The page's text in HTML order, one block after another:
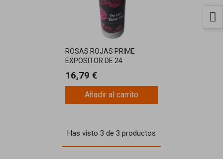
ROSAS ROJAS PRIME
EXPOSITOR DE 24
16,79 €
Añadir al carrito
Has visto 3 de 3 productos